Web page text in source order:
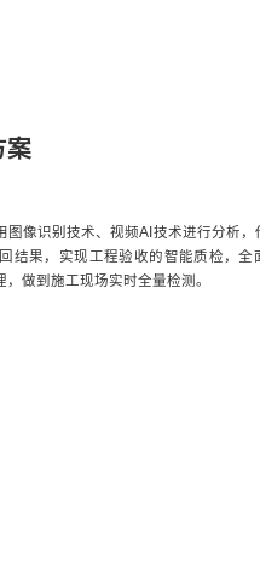
案
图像识别技术、视频AI技术进行分析
结果，实现工程验收的智能质检，
做到施工现场实时全量检测。